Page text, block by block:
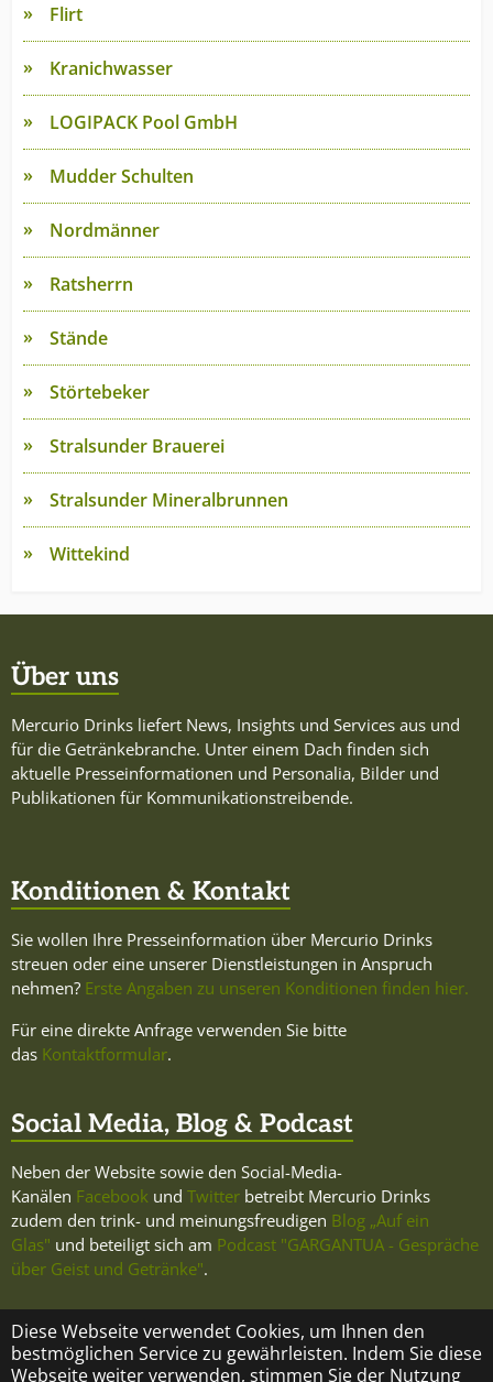
Diese Webseite verwendet Cookies, um Ihnen den
bestmöglichen Service zu gewährleisten. Indem Sie diese
Webseite weiter verwenden, stimmen Sie der Nutzung
Flirt
Kranichwasser
LOGIPACK Pool GmbH
Mudder Schulten
Nordmänner
Ratsherrn
Stände
Störtebeker
Stralsunder Brauerei
Stralsunder Mineralbrunnen
Wittekind
Über uns
Mercurio Drinks liefert News, Insights und Services aus und
für die Getränkebranche. Unter einem Dach finden sich
aktuelle Presseinformationen und Personalia, Bilder und
Publikationen für Kommunikationstreibende.
Konditionen & Kontakt
Sie wollen Ihre Presseinformation über Mercurio Drinks
streuen oder eine unserer Dienstleistungen in Anspruch
nehmen? Erste Angaben zu unseren Konditionen finden hier.
Für eine direkte Anfrage verwenden Sie bitte
das Kontaktformular.
Social Media, Blog & Podcast
Neben der Website sowie den Social-Media-
Kanälen Facebook und Twitter betreibt Mercurio Drinks
zudem den trink- und meinungsfreudigen Blog „Auf ein
Glas" und beteiligt sich am Podcast "GARGANTUA - Gespräche
über Geist und Getränke".